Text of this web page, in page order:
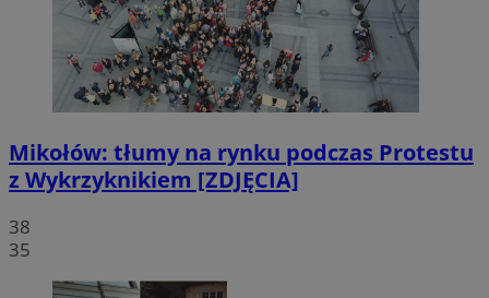
Mikołów: tłumy na rynku podczas Protestu
z Wykrzyknikiem [ZDJĘCIA]
38
35